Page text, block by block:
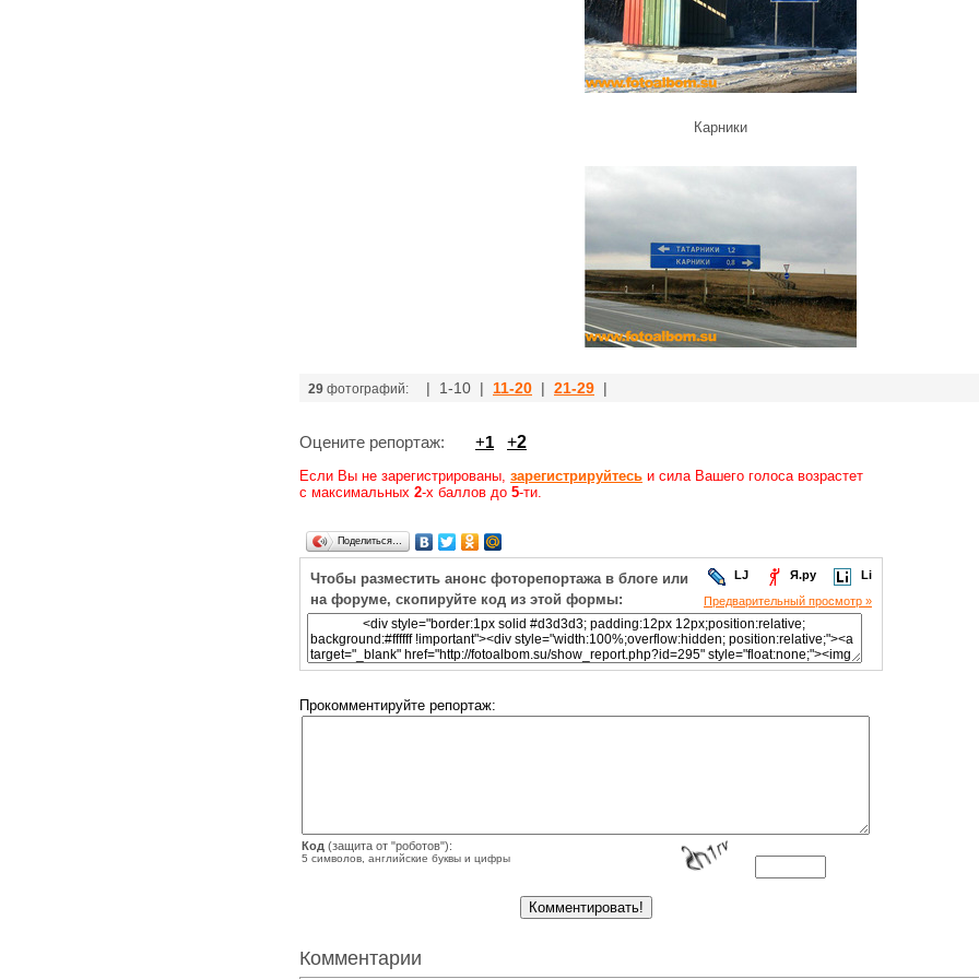
Карники
29 фотографий: | 1-10 | 11-20 | 21-29 |
Оцените репортаж: +1 +2
Если Вы не зарегистрированы, зарегистрируйтесь и сила Вашего голоса возрастет
с максимальных 2-х баллов до 5-ти.
Поделиться…
Чтобы разместить анонс фоторепортажа в блоге или
на форуме, скопируйте код из этой формы:
LJ Я.ру
Li
Предварительный просмотр »
Прокомментируйте репортаж:
Код (защита от "роботов"):
5 символов, английские буквы и цифры
Комментарии